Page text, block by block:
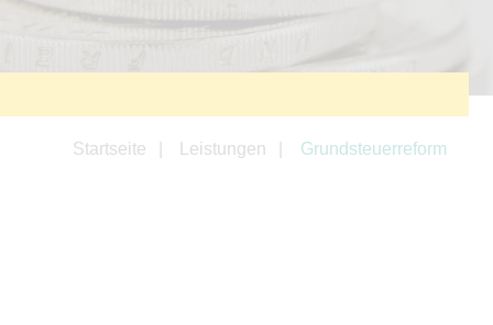
Startseite Leistungen Grundsteuerreform